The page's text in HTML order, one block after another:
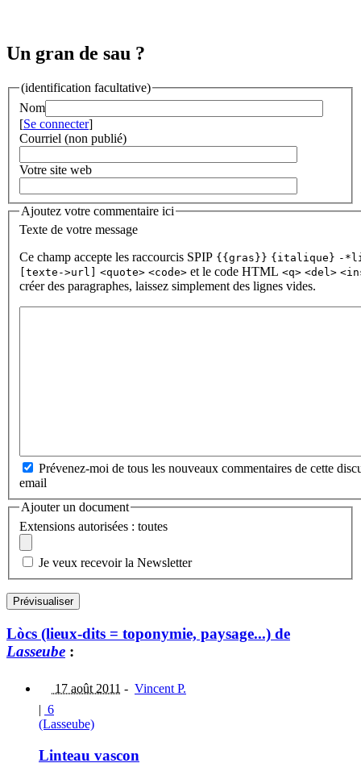
Un gran de sau ?
(identification facultative)
Nom
[Se connecter]
Courriel (non publié)
Votre site web
Ajoutez votre commentaire ici
Texte de votre message
Ce champ accepte les raccourcis SPIP {{gras}} {italique} -
[texte->url]
<quote> <code> et le code HTML <q> <del>
créer des paragraphes, laissez simplement des lignes vides.
Prévenez-moi de tous les nouveaux commentaires de cette
email
Ajouter un document
Extensions autorisées : toutes
Je veux recevoir la Newsletter
Lòcs (lieux-dits = toponymie, paysage...) de
Lasseube :
17 août 2011 - Vincent P.
| 6
(Lasseube)
Linteau vascon